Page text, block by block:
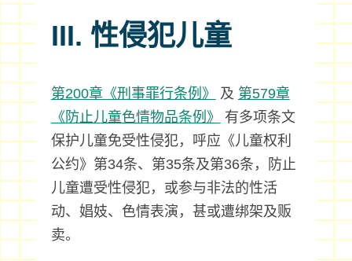
III. 性侵犯儿童
第200章《刑事罪行条例》 及 第579章
《防止儿童色情物品条例》
有多项条文
保护儿童免受性侵犯，呼应《儿童权利
公约》第34条、第35条及第36条，防止
儿童遭受性侵犯，或参与非法的性活
动、娼妓、色情表演，甚或遭绑架及贩
卖。